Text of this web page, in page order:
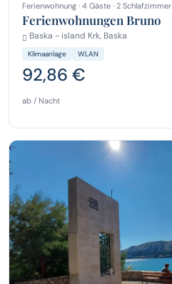
Ferienwohnung · 4 Gäste · 2 Schlafzimmer
Ferienwohnungen Bruno
Baska - island Krk, Baska
Klimaanlage WLAN
92,86 €
ab / Nacht